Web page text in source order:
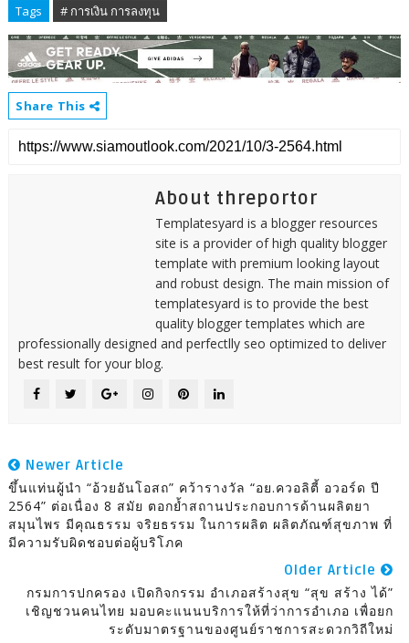
Tags # การเงิน การลงทุน
Share This
About threportor
Templatesyard is a blogger resources
site is a provider of high quality blogger
template with premium looking layout
and robust design. The main mission of
templatesyard is to provide the best
quality blogger templates which are
professionally designed and perfectlly seo optimized to deliver
best result for your blog.
Newer Article
ขึ้นแท่นผู้นำ “อ้วยอันโอสถ” คว้ารางวัล “อย.ควอลิตี้ อวอร์ด ปี
2564” ต่อเนื่อง 8 สมัย ตอกย้ำสถานประกอบการด้านผลิตยา
สมุนไพร มีคุณธรรม จริยธรรม ในการผลิต ผลิตภัณฑ์สุขภาพ ที่
มีความรับผิดชอบต่อผู้บริโภค
Older Article
กรมการปกครอง เปิดกิจกรรม อำเภอสร้างสุข “สุข สร้าง ได้”
เชิญชวนคนไทย มอบคะแนนบริการให้ที่ว่าการอำเภอ เพื่อยก
ระดับมาตรฐานของศูนย์ราชการสะดวกวิถีใหม่